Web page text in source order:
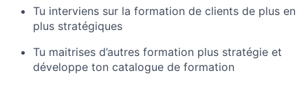
Tu interviens sur la formation de clients de plus en
plus stratégiques
Tu maitrises d’autres formation plus stratégie et
développe ton catalogue de formation